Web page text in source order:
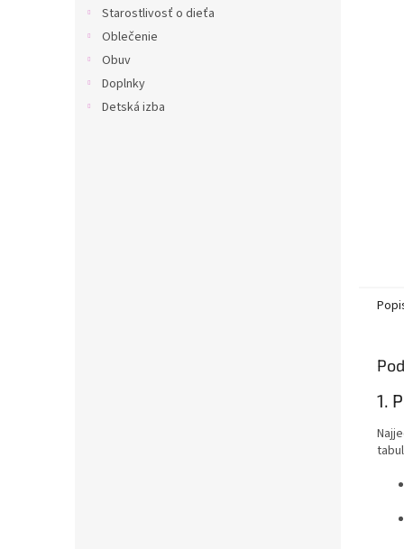
Starostlivosť o dieťa
Oblečenie
Obuv
Doplnky
Detská izba
1.